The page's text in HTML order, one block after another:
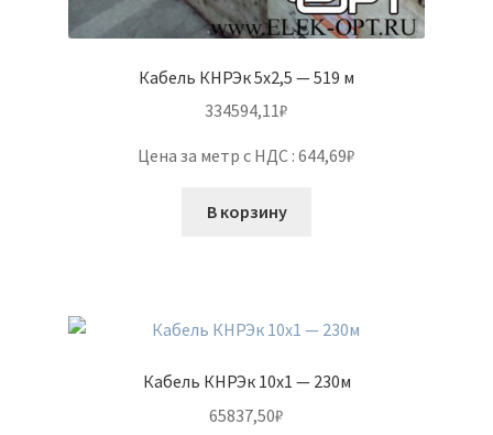
Кабель КНРЭк 5х2,5 — 519 м
334594,11₽
Цена за метр с НДС : 644,69₽
В корзину
Кабель КНРЭк 10х1 — 230м
65837,50₽